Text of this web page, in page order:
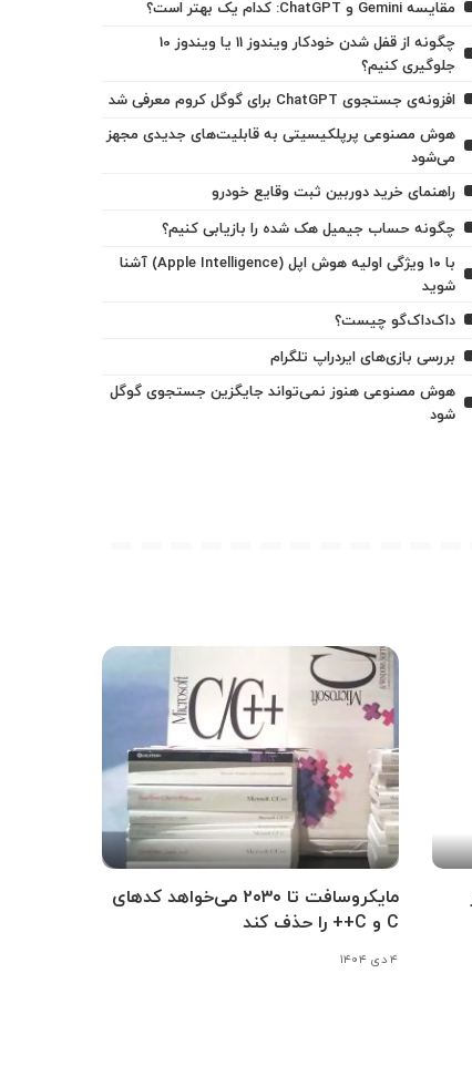
مقایسه Gemini و ChatGPT: کدام یک بهتر است؟
چگونه از قفل شدن خودکار ویندوز 11 یا ویندوز 10
جلوگیری کنیم؟
افزونه‌ی جستجوی ChatGPT برای گوگل کروم معرفی شد
هوش مصنوعی پرپلکیسیتی به قابلیت‌های جدیدی مجهز
می‌شود
راهنمای خرید دوربین ثبت وقایع خودرو
چگونه حساب جیمیل هک شده را بازیابی کنیم؟
با ۱۰ ویژگی اولیه هوش اپل (Apple Intelligence) آشنا
شوید
داک‌داک‌گو چیست؟
بررسی بازی‌های ایردراپ تلگرام
هوش مصنوعی هنوز نمی‌تواند جایگزین جستجوی گوگل
شود
مایکروسافت تا ۲۰۳۰ می‌خواهد کدهای
C و C++ را حذف کند
۴ دی ۱۴۰۴